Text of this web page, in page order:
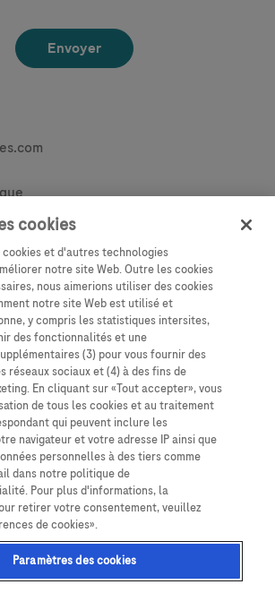
de cookies
cookies
informations sur des produits destinés à un large
des détails sur des produits ou des informations qui
ou valables dans votre pays. Veuillez noter que nous
quant à l’accès à ces informations, qui
à toute procédure légale, réglementation,
dans votre pays d’origine. Les affichages
cookies
cookies et d'autres technologies
notre site Web. Outre les cookies
nous aimerions utiliser des cookies
notre site Web est utilisé et
y compris les statistiques intersites,
des fonctionnalités et une
(3) pour vous fournir des
réseaux sociaux et (4) à des fins de
En cliquant sur «Tout accepter», vous
de tous les cookies et au traitement
qui peuvent inclure les
navigateur et votre adresse IP ainsi que
personnelles à des tiers comme
dans notre politique de
Pour plus d'informations, la
retirer votre consentement, veuillez
de cookies».
Paramètres des cookies